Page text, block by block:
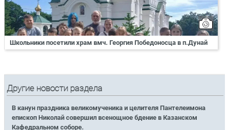
Школьники посетили храм вмч. Георгия Победоносца в п.Дунай
Другие новости раздела
В канун праздника великомученика и целителя Пантелеимона
епископ Николай совершил всенощное бдение в Казанском
Кафедральном соборе.